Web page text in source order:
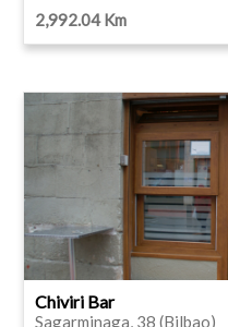
2,992.04 Km
Chiviri Bar
Sagarminaga, 38 (Bilbao)